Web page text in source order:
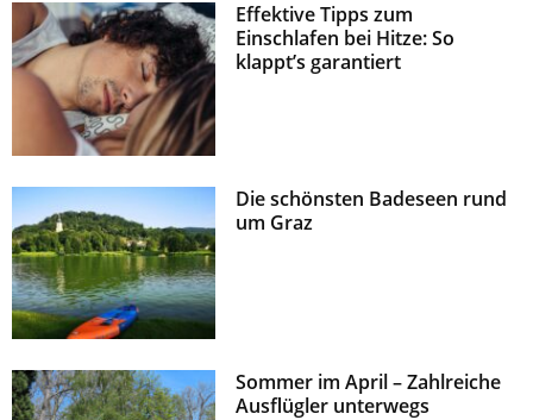
Effektive Tipps zum
Einschlafen bei Hitze: So
klappt’s garantiert
Die schönsten Badeseen rund
um Graz
Sommer im April – Zahlreiche
Ausflügler unterwegs